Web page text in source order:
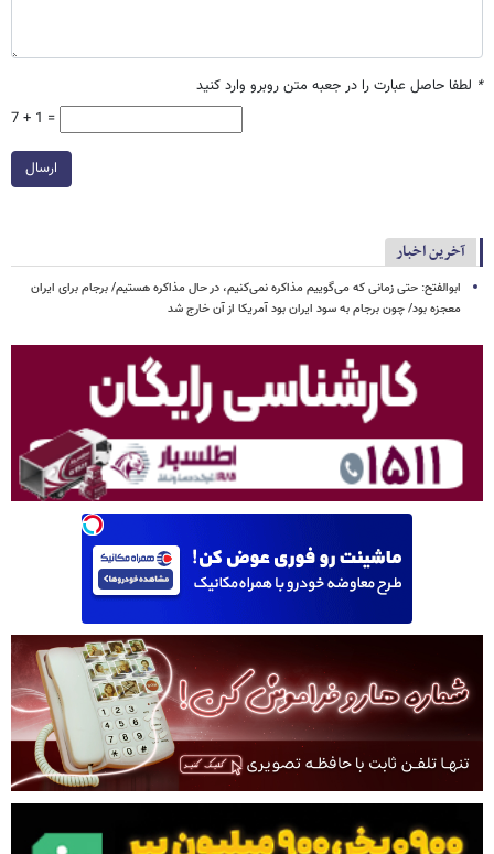
* لطفا حاصل عبارت را در جعبه متن روبرو وارد کنید
7 + 1 =
ارسال
آخرین اخبار
ابوالفتح: حتی زمانی که می‌گوییم مذاکره نمی‌کنیم، در حال مذاکره هستیم/ برجام برای ایران
معجزه بود/ چون برجام به سود ایران بود آمریکا از آن خارج شد